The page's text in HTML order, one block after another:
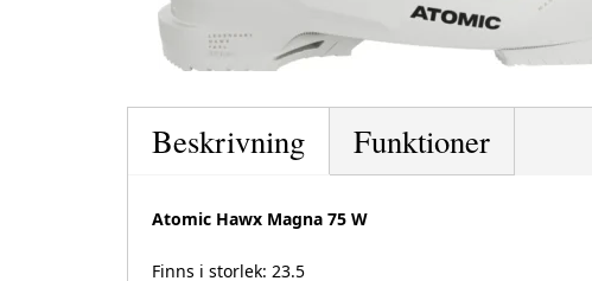
Beskrivning Funktioner
Atomic Hawx Magna 75 W
Finns i storlek: 23.5